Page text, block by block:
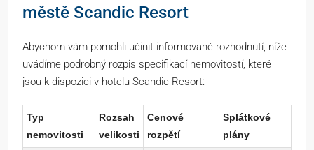
městě Scandic Resort
Abychom vám pomohli učinit informované rozhodnutí, níže
uvádíme podrobný rozpis specifikací nemovitostí, které
jsou k dispozici v hotelu Scandic Resort:
Typ
nemovitosti
Rozsah
velikosti
Cenové
rozpětí
Splátkové
plány